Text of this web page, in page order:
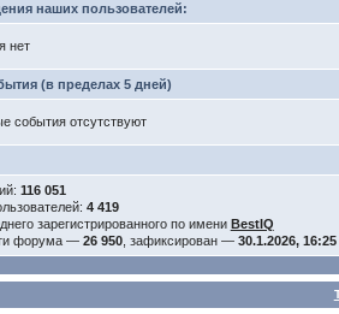
наших пользователей:
нет
(в пределах 5 дней)
события отсутствуют
116 051
4 419
зарегистрированного по имени BestIQ
форума — 26 950, зафиксирован — 30.1.2026, 16:25